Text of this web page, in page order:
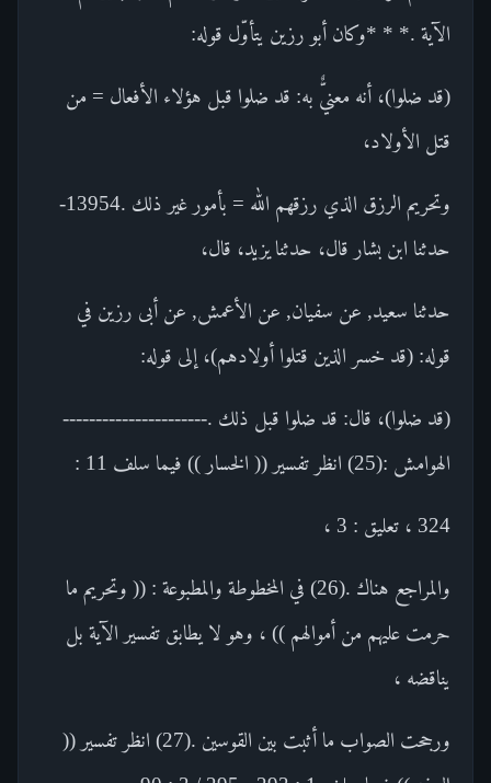
الآية .* * *وكان أبو رزين يتأوّل قوله:
(قد ضلوا)، أنه معنيٌّ به: قد ضلوا قبل هؤلاء الأفعال = من
قتل الأولاد،
وتحريم الرزق الذي رزقهم الله = بأمور غير ذلك .13954-
حدثنا ابن بشار قال، حدثنا يزيد، قال،
حدثنا سعيد, عن سفيان, عن الأعمش, عن أبى رزين في
قوله: (قد خسر الذين قتلوا أولادهم)، إلى قوله:
(قد ضلوا)، قال: قد ضلوا قبل ذلك .----------------------
الهوامش :(25) انظر تفسير (( الخسار )) فيما سلف 11 :
324 ، تعليق : 3 ،
والمراجع هناك .(26) في المخطوطة والمطبوعة : (( وتحريم ما
حرمت عليهم من أموالهم )) ، وهو لا يطابق تفسير الآية بل
يناقضه ،
ورجحت الصواب ما أثبت بين القوسين .(27) انظر تفسير ((